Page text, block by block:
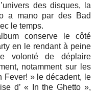
des disques, la
a mano par des Bad
le temps.
conserve le côté
en le rendant à peine
volonté de déplaire
notamment sur les
Fever! » le décadent, le
d’ « In the Ghetto »,